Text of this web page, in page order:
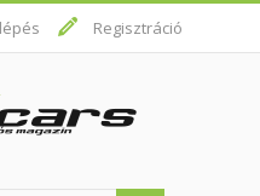
Regisztráció